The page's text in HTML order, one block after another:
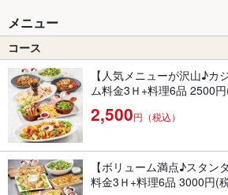
メニュー
コース
【人気メニューが沢山♪カ
ム料金3Ｈ+料理6品 2500
2,500円（税込）
【ボリューム満点♪スタン
料金3Ｈ+料理6品 3000円(